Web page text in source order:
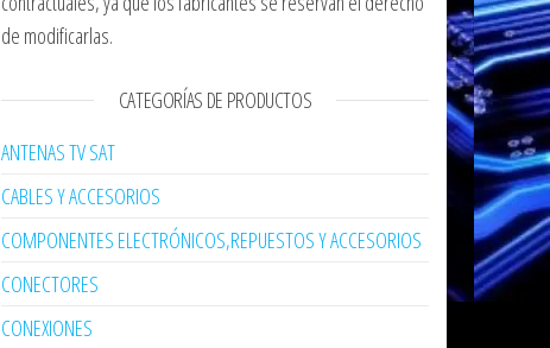
de modificarlas.
CATEGORÍAS DE PRODUCTOS
ANTENAS TV SAT
CABLES Y ACCESORIOS
COMPONENTES ELECTRÓNICOS,REPUESTOS Y ACCESORIOS
CONECTORES
CONEXIONES